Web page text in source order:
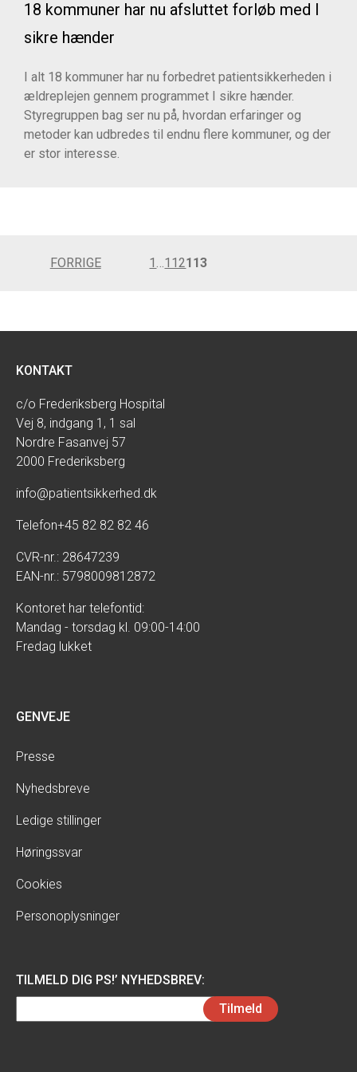
18 kommuner har nu afsluttet forløb med I
sikre hænder
I alt 18 kommuner har nu forbedret patientsikkerheden i
ældreplejen gennem programmet I sikre hænder.
Styregruppen bag ser nu på, hvordan erfaringer og
metoder kan udbredes til endnu flere kommuner, og der
er stor interesse.
FORRIGE Indlægsinddeling
1…112113
KONTAKT
c/o Frederiksberg Hospital
Vej 8, indgang 1, 1 sal
Nordre Fasanvej 57
2000 Frederiksberg
info@patientsikkerhed.dk
Telefon+45 82 82 82 46
CVR-nr.: 28647239
EAN-nr.: 5798009812872
Kontoret har telefontid:
Mandag - torsdag kl. 09:00-14:00
Fredag lukket
GENVEJE
Presse
Nyhedsbreve
Ledige stillinger
Høringssvar
Cookies
Personoplysninger
TILMELD DIG PS!’ NYHEDSBREV:
(Påkrævet)
Tilmeld